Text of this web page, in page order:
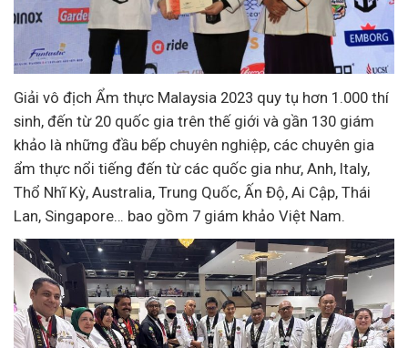
Giải vô địch Ẩm thực Malaysia 2023 quy tụ hơn 1.000 thí
sinh, đến từ 20 quốc gia trên thế giới và gần 130 giám
khảo là những đầu bếp chuyên nghiệp, các chuyên gia
ẩm thực nổi tiếng đến từ các quốc gia như, Anh, Italy,
Thổ Nhĩ Kỳ, Australia, Trung Quốc, Ấn Độ, Ai Cập, Thái
Lan, Singapore… bao gồm 7 giám khảo Việt Nam.